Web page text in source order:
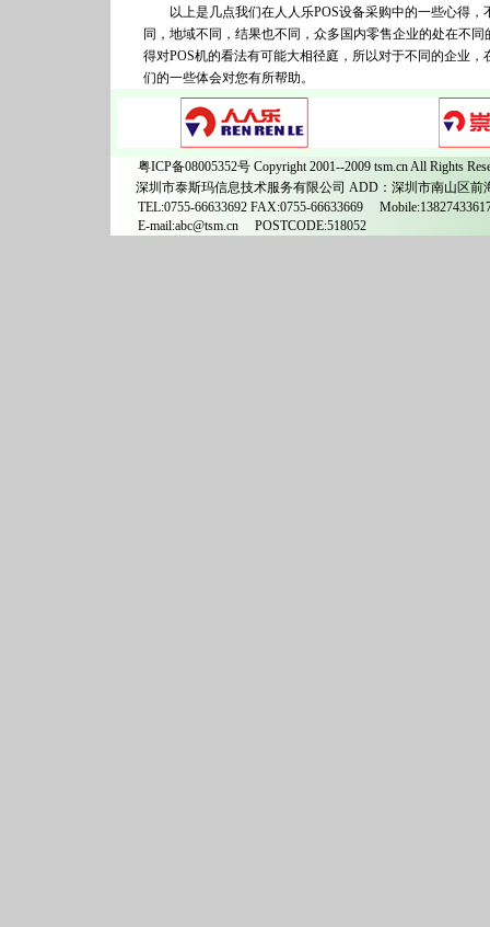
以上是几点我们在人人乐POS设备采购中的一些心得，
同，地域不同，结果也不同，众多国内零售企业的处在不
得对POS机的看法有可能大相径庭，所以对于不同的企业
们的一些体会对您有所帮助。
粤ICP备08005352号 Copyright 2001--2009 tsm.cn All Rights
深圳市泰斯玛信息技术服务有限公司 ADD：深圳市南山区前
TEL:0755-66633692 FAX:0755-66633669
E-mail:abc@tsm.cn POSTCODE:518052